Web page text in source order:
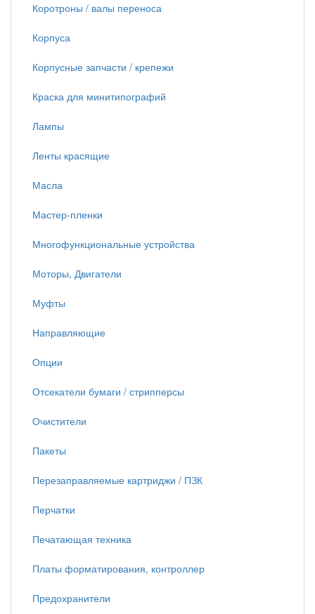
Коротроны / валы переноса
Корпуса
Корпусные запчасти / крепежи
Краска для минитипографий
Лампы
Ленты красящие
Масла
Мастер-пленки
Многофункциональные устройства
Моторы, Двигатели
Муфты
Направляющие
Опции
Отсекатели бумаги / стрипперсы
Очистители
Пакеты
Перезаправляемые картриджи / ПЗК
Перчатки
Печатающая техника
Платы форматирования, контроллер
Предохранители